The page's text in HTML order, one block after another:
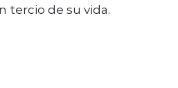
tercio de su vida.